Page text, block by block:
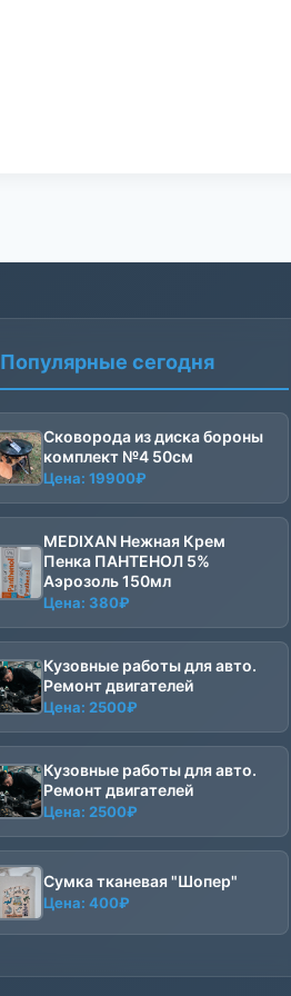
Популярные сегодня
Сковорода из диска бороны
комплект №4 50см
Цена: 19900₽
MEDIXAN Нежная Крем
Пенка ПАНТЕНОЛ 5%
Аэрозоль 150мл
Цена: 380₽
Кузовные работы для авто.
Ремонт двигателей
Цена: 2500₽
Кузовные работы для авто.
Ремонт двигателей
Цена: 2500₽
Сумка тканевая "Шопер"
Цена: 400₽